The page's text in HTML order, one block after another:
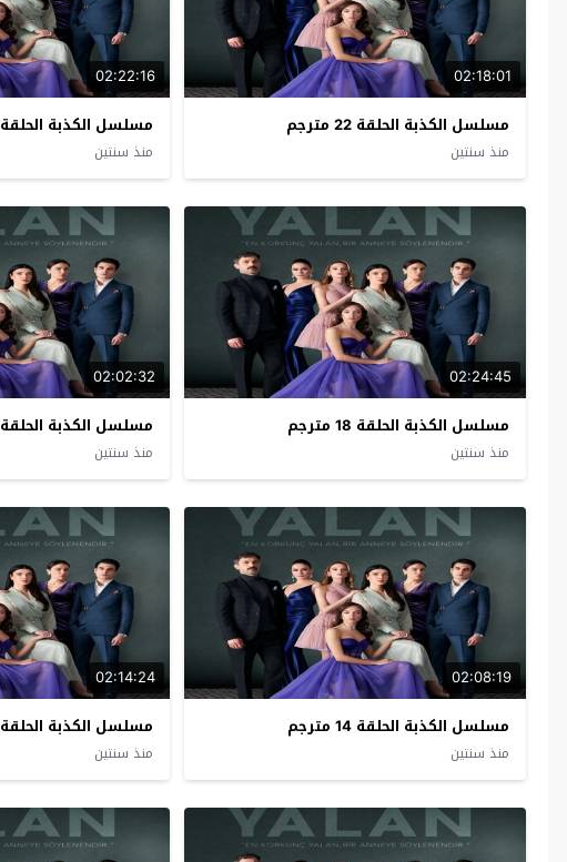
02:18:01
مسلسل الكذبة الحلقة 22 مترجم
منذ سنتين
02:22:16
مسلسل الكذبة الحلقة 21 مترجم
منذ سنتين
02:24:45
مسلسل الكذبة الحلقة 18 مترجم
منذ سنتين
02:02:32
مسلسل الكذبة الحلقة 17 مترجم
منذ سنتين
02:08:19
مسلسل الكذبة الحلقة 14 مترجم
منذ سنتين
02:14:24
مسلسل الكذبة الحلقة 13 مترجم
منذ سنتين